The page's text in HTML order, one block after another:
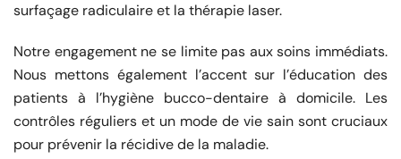
surfaçage radiculaire et la thérapie laser.
Notre engagement ne se limite pas aux soins immédiats.
Nous mettons également l’accent sur l’éducation des
patients à l’hygiène bucco-dentaire à domicile. Les
contrôles réguliers et un mode de vie sain sont cruciaux
pour prévenir la récidive de la maladie.